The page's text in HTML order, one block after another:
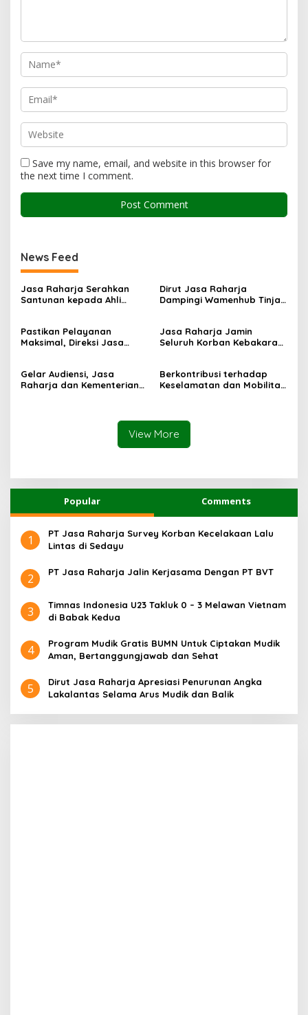
Save my name, email, and website in this browser for
the next time I comment.
News Feed
Jasa Raharja Serahkan
Santunan kepada Ahli
Dirut Jasa Raharja
Dampingi Wamenhub Tinjau
PHC Surabaya
Pastikan Pelayanan
Maksimal, Direksi Jasa
Sentosa II
Jasa Raharja Jamin
Seluruh Korban Kebakaran
Gelar Audiensi, Jasa
Raharja dan Kementerian
Berkontribusi terhadap
Keselamatan dan Mobilitas
Awards 2026
View More
Popular Comments
1
PT Jasa Raharja Survey Korban Kecelakaan Lalu
Lintas di Sedayu
2 PT Jasa Raharja Jalin Kerjasama Dengan PT BVT
3
Timnas Indonesia U23 Takluk 0 – 3 Melawan Vietnam
di Babak Kedua
4
Program Mudik Gratis BUMN Untuk Ciptakan Mudik
Aman, Bertanggungjawab dan Sehat
5
Dirut Jasa Raharja Apresiasi Penurunan Angka
Lakalantas Selama Arus Mudik dan Balik